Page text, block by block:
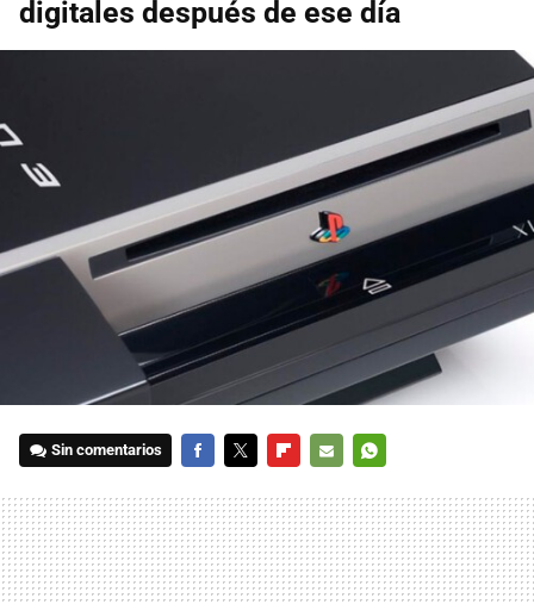
digitales después de ese día
Sin comentarios
MAIL